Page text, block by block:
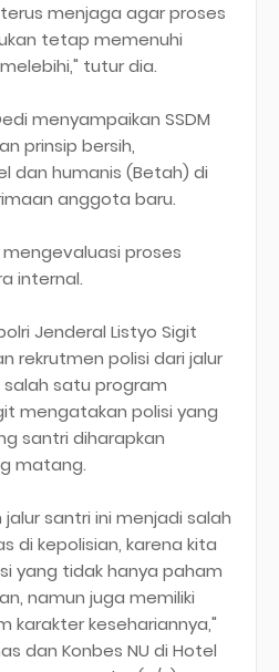
menjaga agar proses
tetap memenuhi
tutur dia.
menyampaikan SSDM
prinsip bersih,
dan humanis (Betah) di
anggota baru.
mengevaluasi proses
internal.
Jenderal Listyo Sigit
rekrutmen polisi dari jalur
satu program
mengatakan polisi yang
santri diharapkan
matang.
santri ini menjadi salah
di kepolisian, karena kita
yang tidak hanya paham
namun juga memiliki
karakter kesehariannya,"
dan Konbes NU di Hotel